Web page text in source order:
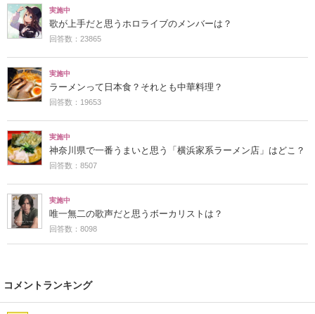
実施中
歌が上手だと思うホロライブのメンバーは？
回答数：23865
実施中
ラーメンって日本食？それとも中華料理？
回答数：19653
実施中
神奈川県で一番うまいと思う「横浜家系ラーメン店」はどこ？
回答数：8507
実施中
唯一無二の歌声だと思うボーカリストは？
回答数：8098
コメントランキング